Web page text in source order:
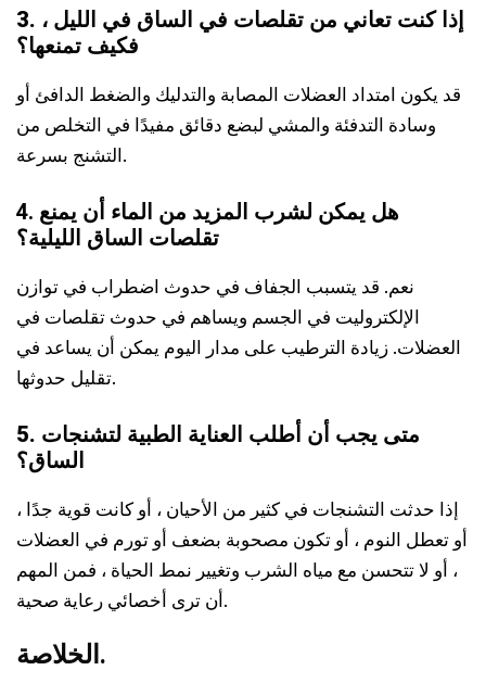
3. إذا كنت تعاني من تقلصات في الساق في الليل ،
فكيف تمنعها؟
قد يكون امتداد العضلات المصابة والتدليك والضغط الدافئ أو
وسادة التدفئة والمشي لبضع دقائق مفيدًا في التخلص من
التشنج بسرعة.
4. هل يمكن لشرب المزيد من الماء أن يمنع
تقلصات الساق الليلية؟
نعم. قد يتسبب الجفاف في حدوث اضطراب في توازن
الإلكتروليت في الجسم ويساهم في حدوث تقلصات في
العضلات. زيادة الترطيب على مدار اليوم يمكن أن يساعد في
تقليل حدوثها.
5. متى يجب أن أطلب العناية الطبية لتشنجات
الساق؟
إذا حدثت التشنجات في كثير من الأحيان ، أو كانت قوية جدًا ،
أو تعطل النوم ، أو تكون مصحوبة بضعف أو تورم في العضلات
، أو لا تتحسن مع مياه الشرب وتغيير نمط الحياة ، فمن المهم
أن ترى أخصائي رعاية صحية.
الخلاصة.